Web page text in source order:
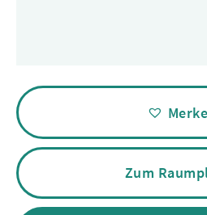
Alternative:
Zum